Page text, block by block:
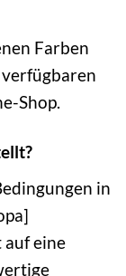
Farben
Shop.
in
eine